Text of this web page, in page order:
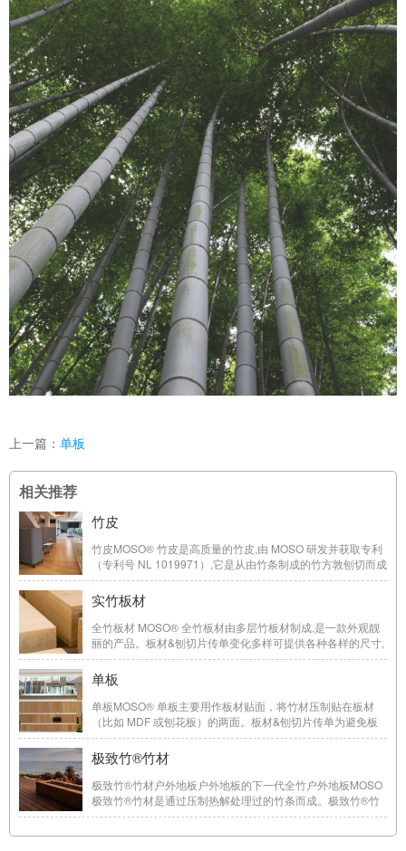
上一篇： 单板
相关推荐
竹皮
竹皮MOSO® 竹皮是高质量的竹皮,由 MOSO 研发并获取专利
（专利号 NL 1019971）,它是从由竹条制成的竹方敦刨切而成
的。板材&刨切片传单薄而牢固为了避免操作过程中的破
损,MOSO® 竹皮的背面贴上一层薄而牢固的纤维素背衬。这
样就易于将竹皮贴到板材上,使之可广泛用于建筑 ...
实竹板材
全竹板材 MOSO® 全竹板材由多层竹板材制成,是一款外观靓
丽的产品。板材&刨切片传单变化多样可提供各种各样的尺寸,
厚度,构造,风格和颜色。实竹板材说明书室内应用全竹板材适
合用在板边结构可以看得见的地方,比如,用于楼梯板,家具和厨
房台面板等。Panel & Veneer Pro ...
单板
单板MOSO® 单板主要用作板材贴面，将竹材压制贴在板材
（比如 MDF 或刨花板）的两面。板材&刨切片传单为避免板
弯曲，需要被贴板的两面都贴面，因此它称为“三明治板”。单
层板材说明书优点室内排放 —— E1要营造一个健康的室内环
境，重要的一点就是要使室内使用的产品具有低 ...
极致竹®竹材
极致竹®竹材户外地板户外地板的下一代全竹户外地板MOSO
极致竹®竹材是通过压制热解处理过的竹条而成。极致竹®竹
材适合户外应用，特别是户外地板。材料的稳定性确保了耐久